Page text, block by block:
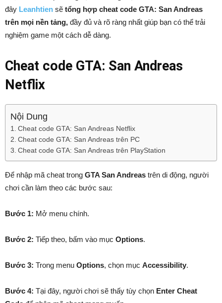
đây Leanhtien sẽ tổng hợp cheat code GTA: San Andreas
trên mọi nền tảng, đầy đủ và rõ ràng nhất giúp bạn có thể trải
nghiệm game một cách dễ dàng.
Cheat code GTA: San Andreas
Netflix
Nội Dung
Cheat code GTA: San Andreas Netflix
Cheat code GTA: San Andreas trên PC
Cheat code GTA: San Andreas trên PlayStation
Để nhập mã cheat trong GTA San Andreas trên di động, người
chơi cần làm theo các bước sau:
Bước 1: Mở menu chính.
Bước 2: Tiếp theo, bấm vào mục Options.
Bước 3: Trong menu Options, chọn mục Accessibility.
Bước 4: Tại đây, người chơi sẽ thấy tùy chọn Enter Cheat